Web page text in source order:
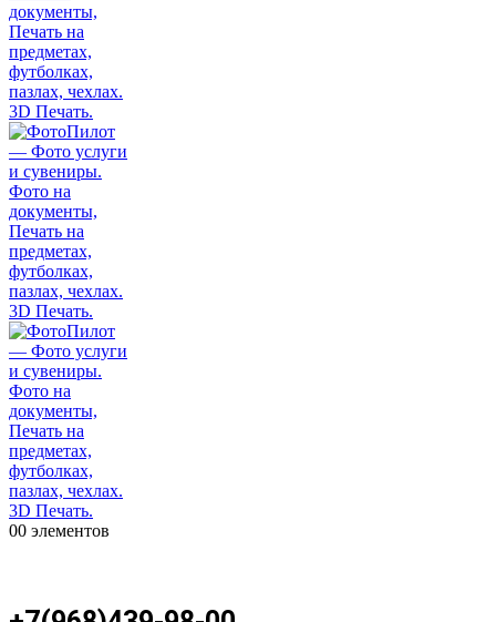
00 элементов